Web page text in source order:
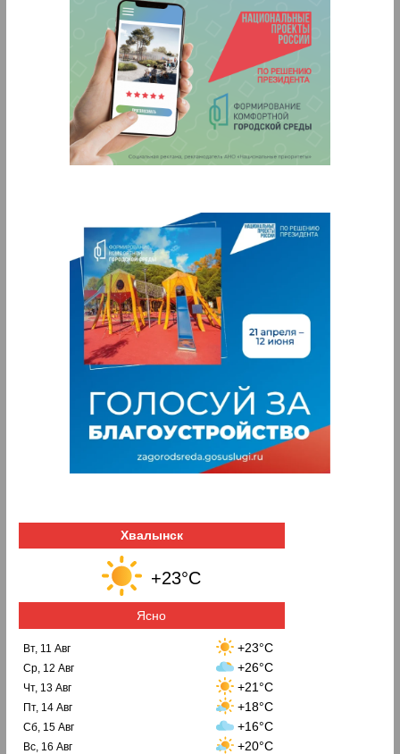
Хвалынск
+23°C
Ясно
Вт, 11 Авг +23°C
Ср, 12 Авг +26°C
Чт, 13 Авг +21°C
Пт, 14 Авг +18°C
Сб, 15 Авг +16°C
Вс, 16 Авг +20°C